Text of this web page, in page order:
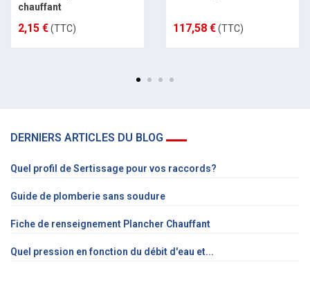
chauffant
2,15 €(TTC) 117,58 €(TTC)
DERNIERS ARTICLES DU BLOG
Quel profil de Sertissage pour vos raccords?
Guide de plomberie sans soudure
Fiche de renseignement Plancher Chauffant
Quel pression en fonction du débit d'eau et...